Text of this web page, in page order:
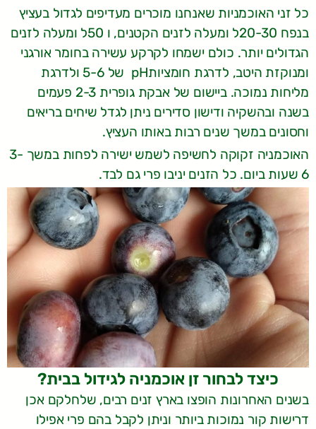
כל זני האוכמניות שאנחנו מוכרים מעדיפים לגדול בעציץ
בנפח 20-30ל ומעלה לזנים הקטנים, ו 50ל ומעלה לזנים
הגדולים יותר. כולם ישמחו לקרקע עשירה בחומר אורגני
ומנוקזת היטב, לדרגת חומציותpH של 5-6 ולדרגת
מליחות נמוכה. ביישום של אבקת גופרית 2-3 פעמים
בשנה ובהשקיה ודישון סדירים ניתן לגדל שיחים בריאים
וחסונים במשך שנים רבות באותו העציץ.
האוכמניה זקוקה לחשיפה לשמש ישירה לפחות במשך 3-
6 שעות ביום. כל הזנים יניבו פרי גם לבד.
כיצד לבחור זן אוכמניה לגידול בבית?
בשנים האחרונות הופצו בארץ זנים רבים, שלחלקם אכן
דרישות קור נמוכות ביותר וניתן לקבל בהם פרי אפילו